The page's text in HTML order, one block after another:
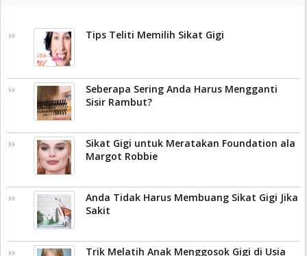
Tips Teliti Memilih Sikat Gigi
Seberapa Sering Anda Harus Mengganti
Sisir Rambut?
Sikat Gigi untuk Meratakan Foundation ala
Margot Robbie
Anda Tidak Harus Membuang Sikat Gigi Jika
Sakit
Trik Melatih Anak Menggosok Gigi di Usia